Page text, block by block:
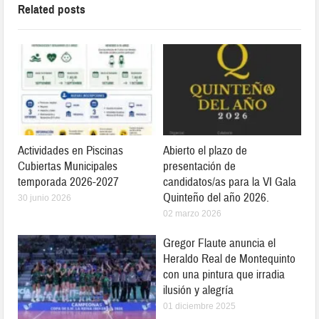
Related posts
Actividades en Piscinas
Cubiertas Municipales
temporada 2026-2027
30 junio 2026
Abierto el plazo de
presentación de
candidatos/as para la VI Gala
Quinteño del año 2026.
02 marzo 2026
Gregor Flaute anuncia el
Heraldo Real de Montequinto
con una pintura que irradia
ilusión y alegría
01 diciembre 2025